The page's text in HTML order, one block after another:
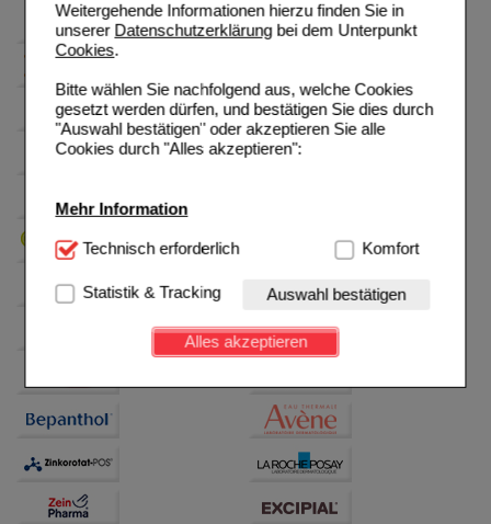
Weitergehende Informationen hierzu finden Sie in
unserer Datenschutzerklärungbei dem Unterpunkt
Cookies.
Bitte wählen Sie nachfolgend aus, welche Cookies
gesetzt werden dürfen, und bestätigen Sie dies durch
"Auswahl bestätigen" oder akzeptieren Sie alle
Cookies durch "Alles akzeptieren":
Mehr Information
Technisch Notwendig:Hierbei handelt es sich um
Website notwendig sind (z.B. Navigation, Warenkorb,
Kundenkonto), weshalb auf diese nicht verzichtet
werden kann.
Einkaufserlebnis noch ansprechender zu gestalten,
beispielsweise für die Wiedererkennung des
Besuchers oder unsere Seite an bevorzugte
anzupassen. Komfort-Cookies ermöglichen es uns
anzuzeigen und unser Partnerprogramm zu
Technisch erforderlich Komfort
Statistik & Tracking Auswahl bestätigen
Alles akzeptieren